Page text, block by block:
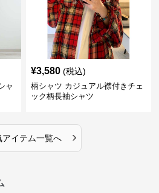
ャ
¥3,580 (税込)
柄シャツ カジュアル襟付きチェ
ック柄長袖シャツ
アイテム一覧へ ›